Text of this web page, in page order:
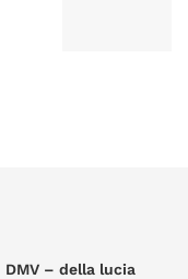
DMV – della lucia